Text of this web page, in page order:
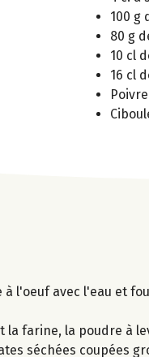
100 g
80 g
10 cl
16 cl
Poivre
à l'oeuf avec l'eau et
farine, la poudre à
séchées coupées